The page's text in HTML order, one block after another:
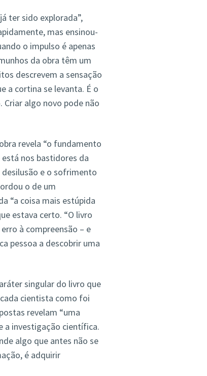
ter sido explorada”,
mas ensinou-
o impulso é apenas
da obra têm um
descrevem a sensação
a cortina se levanta. É o
Criar algo novo pode não
revela “o fundamento
nos bastidores da
e o sofrimento
o de um
“a coisa mais estúpida
estava certo. “O livro
à compreensão – e
pessoa a descobrir uma
singular do livro que
cientista como foi
revelam “uma
a investigação científica.
algo que antes não se
é adquirir